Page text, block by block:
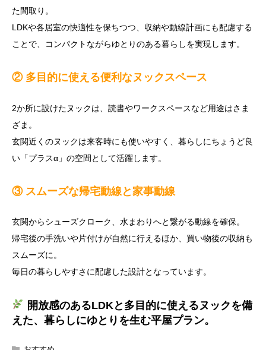
た間取り。
LDKや各居室の快適性を保ちつつ、収納や動線計画にも配慮する
ことで、コンパクトながらゆとりのある暮らしを実現します。
② 多目的に使える便利なヌックスペース
2か所に設けたヌックは、読書やワークスペースなど用途はさま
ざま。
玄関近くのヌックは来客時にも使いやすく、暮らしにちょうど良
い「プラスα」の空間として活躍します。
③ スムーズな帰宅動線と家事動線
玄関からシューズクローク、水まわりへと繋がる動線を確保。
帰宅後の手洗いや片付けが自然に行えるほか、買い物後の収納も
スムーズに。
毎日の暮らしやすさに配慮した設計となっています。
開放感のあるLDKと多目的に使えるヌックを備
えた、暮らしにゆとりを生む平屋プラン。